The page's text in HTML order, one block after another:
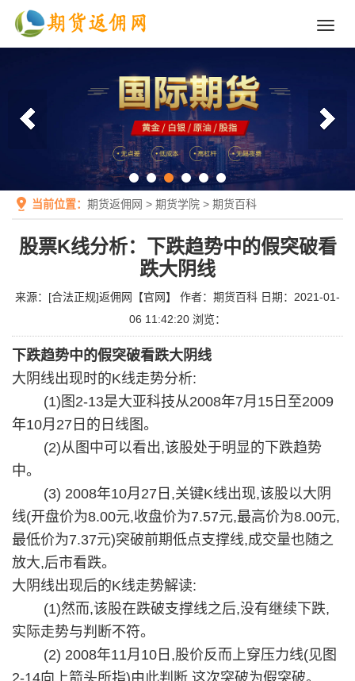
当前位置： 期货返佣网 > 期货学院 > 期货百科
股票K线分析：下跌趋势中的假突破看
跌大阴线
来源： [合法正规]返佣网【官网】 作者： 期货百科 日期：2021-01-
06 11:42:20 浏览：
下跌趋势中的假突破看跌大阴线
大阴线出现时的K线走势分析:
(1)图2-13是大亚科技从2008年7月15日至2009
年10月27日的日线图。
(2)从图中可以看出,该股处于明显的下跌趋势
中。
(3) 2008年10月27日,关键K线出现,该股以大阴
线(开盘价为8.00元,收盘价为7.57元,最高价为8.00元,
最低价为7.37元)突破前期低点支撑线,成交量也随之
放大,后市看跌。
大阴线出现后的K线走势解读:
(1)然而,该股在跌破支撑线之后,没有继续下跌,
实际走势与判断不符。
(2) 2008年11月10日,股价反而上穿压力线(见图
2-14向上箭头所指)由此判断,这次突破为假突破。